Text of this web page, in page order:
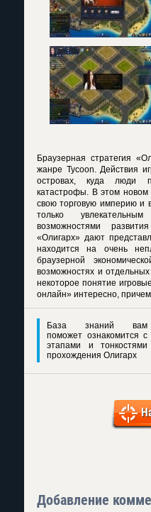
Браузерная стратегия
жанре Tycoon. Действия
островах, куда люди
катастрофы. В этом новом
свою торговую империю и
только
возможностями
«Олигарх» дают
находится на очень
браузерной
возможностях и
некоторое понятие
онлайн» интересно,
База знаний вам
поможет ознакомится с
этапами и тонкостями
прохождения Олигарх
Добавление